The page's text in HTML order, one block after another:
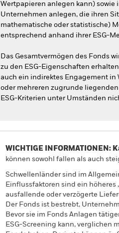
Wertpapieren anlegen kann)
Unternehmen anlegen, die ihren
mathematische oder statistische)
entsprechend anhand ihrer ESG-
Das Gesamtvermögen des Fonds
zu den ESG-Eigenschaften
auch ein indirektes Engagement in
oder mehreren zugrunde
ESG-Kriterien unter Umständen
WICHTIGE INFORMATIONEN:
können sowohl fallen als auch
Schwellenländer sind im
Einflussfaktoren sind ein höheres
ausfallende oder verzögerte
Der Fonds ist bestrebt,
Bevor sie im Fonds Anlagen
ESG-Screening kann, verglichen